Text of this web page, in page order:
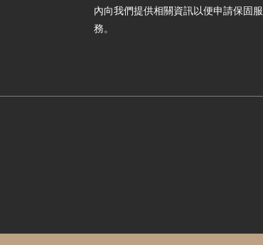
內向我們提供相關資訊以便申請保固服
務。